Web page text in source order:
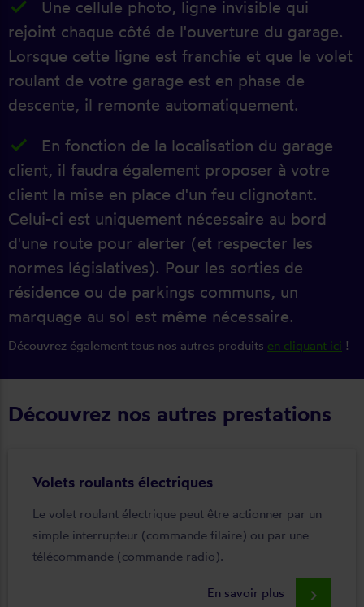
Une cellule photo, ligne invisible qui
rejoint chaque côté de l'ouverture du garage.
Lorsque cette ligne est franchie et que le volet
roulant de votre garage est en phase de
descente, il remonte automatiquement.
En fonction de la localisation du garage
client, il faudra également proposer à votre
client la mise en place d'un feu clignotant.
Celui-ci est uniquement nécessaire au bord
d'une route pour alerter (et respecter les
normes législatives). Pour les sorties de
résidence ou de parkings communs, un
marquage au sol est même nécessaire.
Découvrez également tous nos autres produits en cliquant ici !
Découvrez nos autres prestations
Volets roulants électriques
Le volet roulant électrique peut être actionner par un
simple interrupteur (commande filaire) ou par une
télécommande (commande radio).
En savoir plus keyboard_arrow_right